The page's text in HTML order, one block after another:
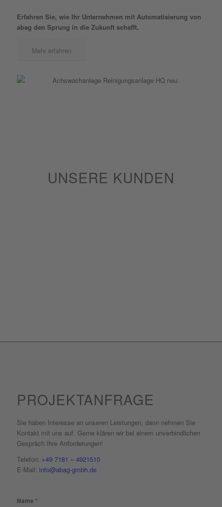
Erfahren Sie, wie Ihr Unternehmen mit Automatisierung von
abag den Sprung in die Zukunft schafft.
Mehr erfahren
UNSERE KUNDEN
PROJEKTANFRAGE
Sie haben Interesse an unseren Leistungen, dann nehmen Sie
Kontakt mit uns auf. Gerne klären wir bei einem unverbindlichen
Gespräch Ihre Anforderungen!
Telefon: +49 7181 – 4921510
E-Mail: info@abag-gmbh.de
Name *